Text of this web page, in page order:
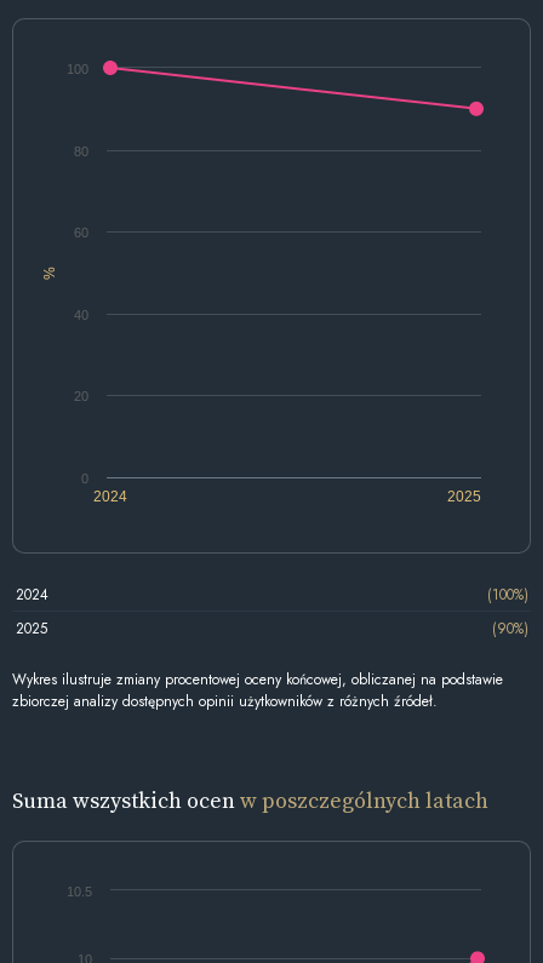
%
2024 2025
0
20
40
60
80
100
2024
(100%)
2025
(90%)
Wykres ilustruje zmiany procentowej oceny końcowej, obliczanej na podstawie
zbiorczej analizy dostępnych opinii użytkowników z różnych źródeł.
Suma wszystkich ocenw poszczególnych latach
10
10.5